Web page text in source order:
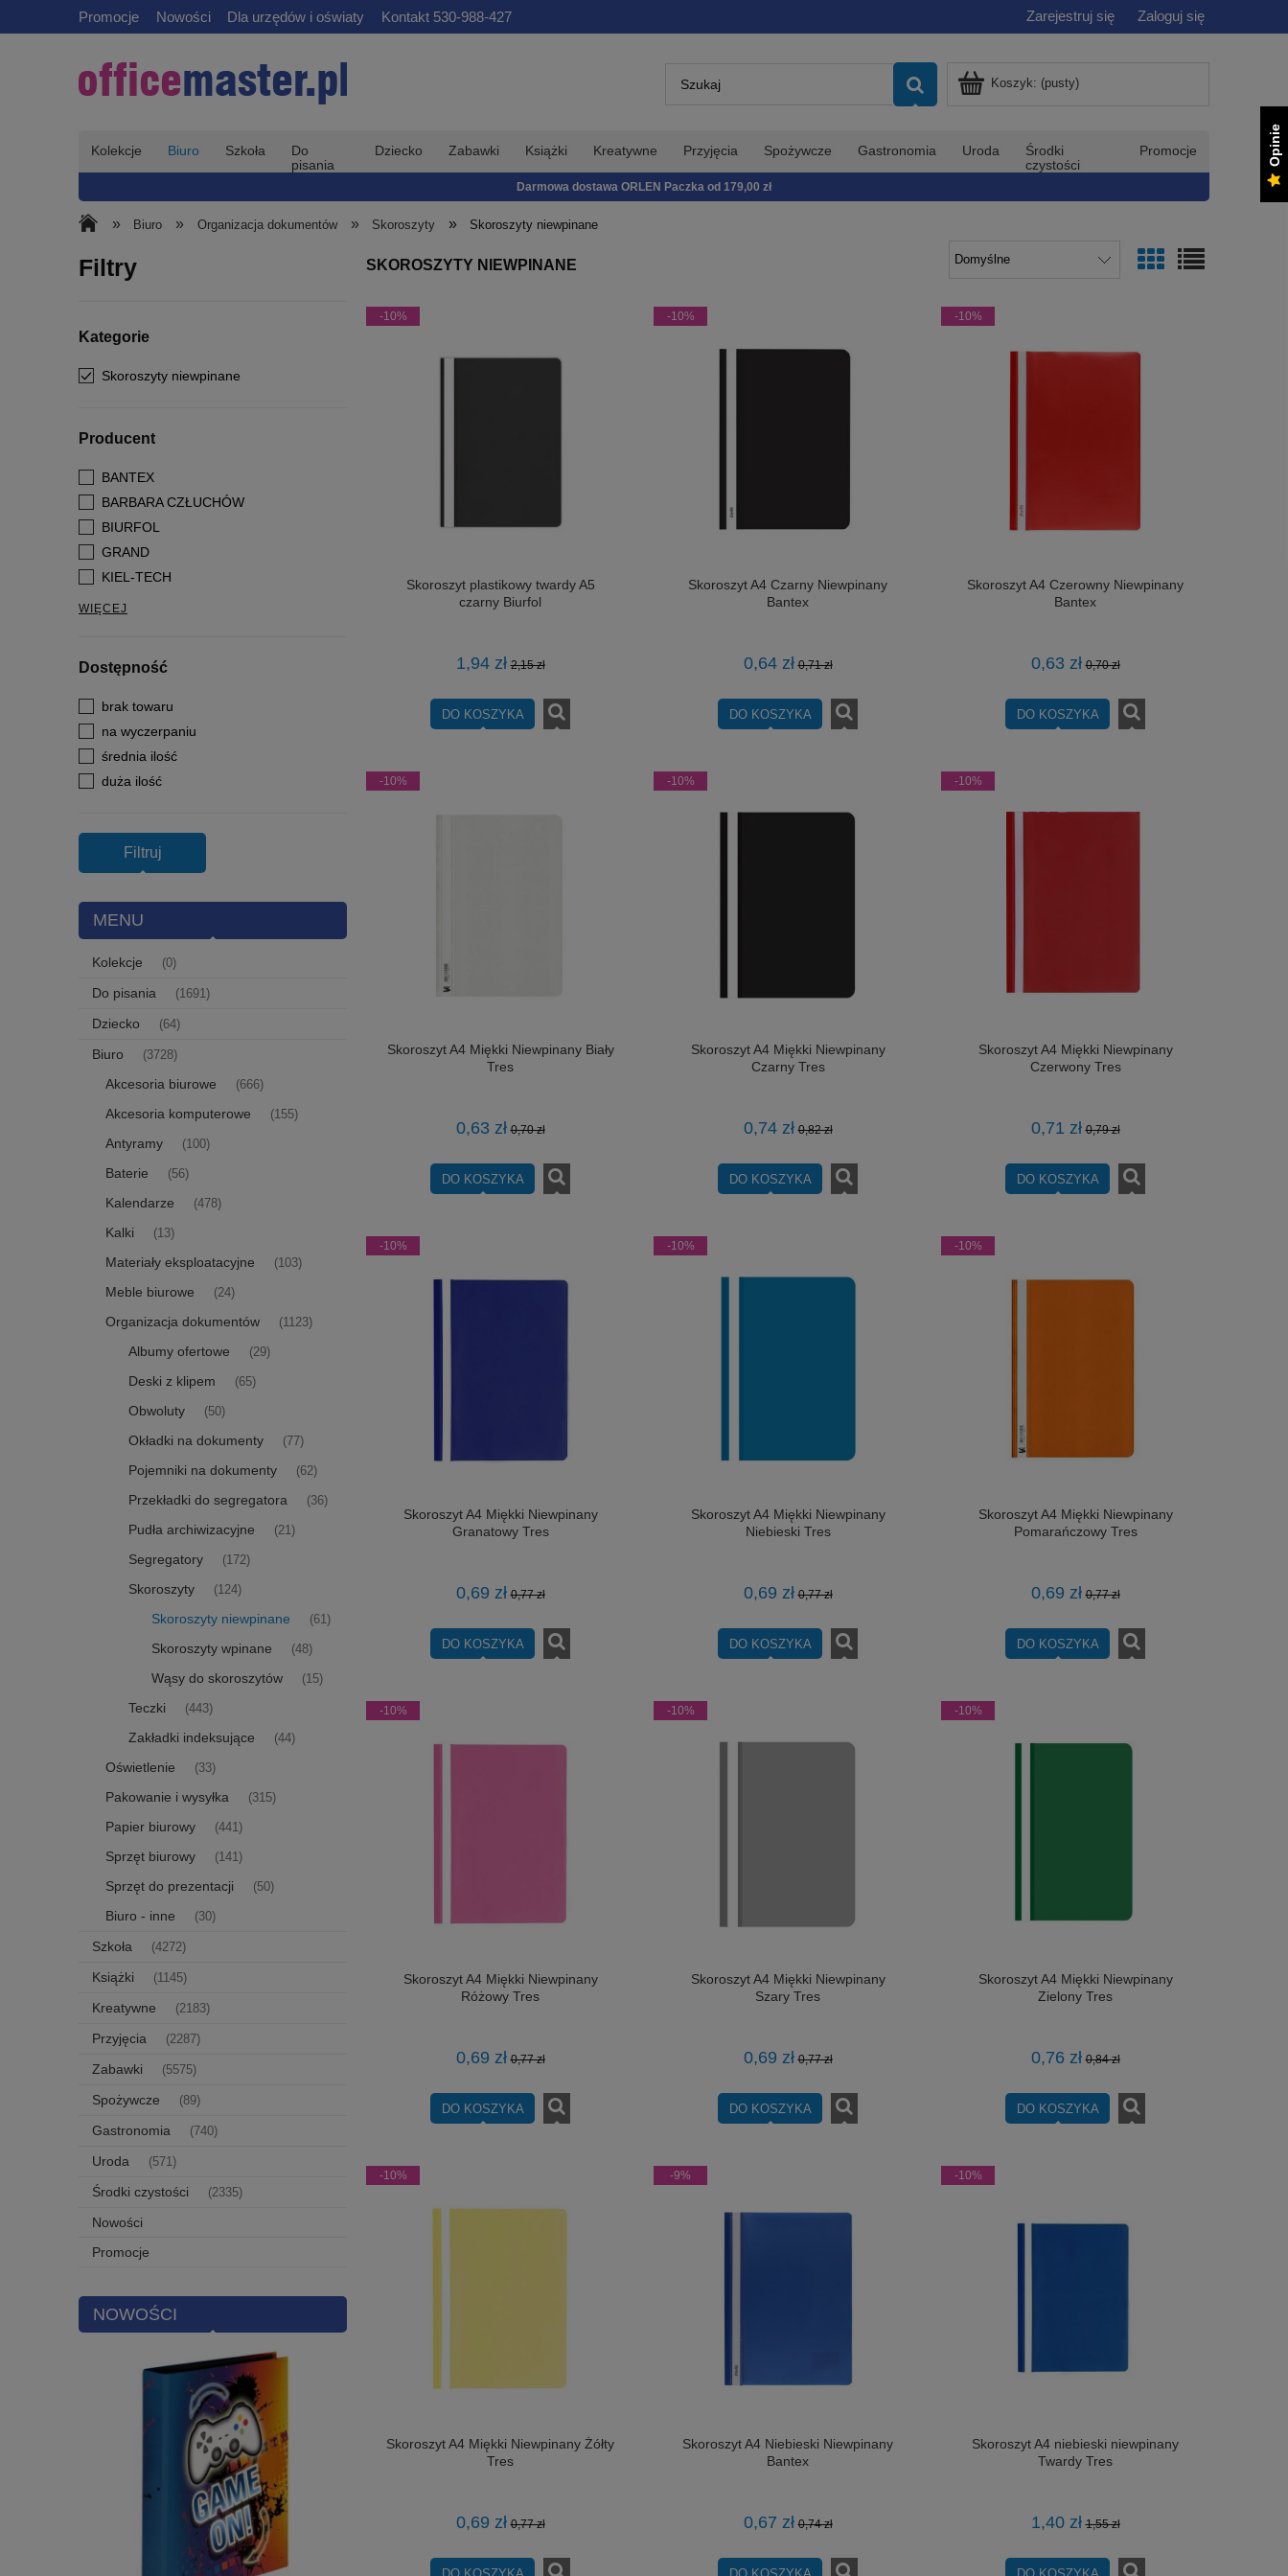
Promocje Nowości Dla urzędów i oświaty Kontakt 530-988-427 Zarejestruj się Zaloguj się
Koszyk: (pusty)
Kolekcje Biuro Szkoła
Do
pisania
Dziecko Zabawki Książki Kreatywne Przyjęcia Spożywcze Gastronomia Uroda
Środki
czystości
Promocje
Darmowa dostawa ORLEN Paczka od 179,00 zł
» Biuro » Organizacja dokumentów » Skoroszyty » Skoroszyty niewpinane
Filtry
Kategorie
Skoroszyty niewpinane
Producent
BANTEX
BARBARA CZŁUCHÓW
BIURFOL
GRAND
KIEL-TECH
WIĘCEJ
Dostępność
brak towaru
na wyczerpaniu
średnia ilość
duża ilość
Filtruj
MENU
Kolekcje (0)
Do pisania (1691)
Dziecko (64)
Biuro (3728)
Akcesoria biurowe (666)
Akcesoria komputerowe (155)
Antyramy (100)
Baterie (56)
Kalendarze (478)
Kalki (13)
Materiały eksploatacyjne (103)
Meble biurowe (24)
Organizacja dokumentów (1123)
Albumy ofertowe (29)
Deski z klipem (65)
Obwoluty (50)
Okładki na dokumenty (77)
Pojemniki na dokumenty (62)
Przekładki do segregatora (36)
Pudła archiwizacyjne (21)
Segregatory (172)
Skoroszyty (124)
Skoroszyty niewpinane (61)
Skoroszyty wpinane (48)
Wąsy do skoroszytów (15)
Teczki (443)
Zakładki indeksujące (44)
Oświetlenie (33)
Pakowanie i wysyłka (315)
Papier biurowy (441)
Sprzęt biurowy (141)
Sprzęt do prezentacji (50)
Biuro - inne (30)
Szkoła (4272)
Książki (1145)
Kreatywne (2183)
Przyjęcia (2287)
Zabawki (5575)
Spożywcze (89)
Gastronomia (740)
Uroda (571)
Środki czystości (2335)
Nowości
Promocje
NOWOŚCI
SKOROSZYTY NIEWPINANE
Skoroszyt plastikowy twardy A5
czarny Biurfol
1,94 zł 2,15 zł
DO KOSZYKA
-10%
Skoroszyt A4 Czarny Niewpinany
Bantex
0,64 zł 0,71 zł
DO KOSZYKA
-10%
Skoroszyt A4 Czerowny Niewpinany
Bantex
0,63 zł 0,70 zł
DO KOSZYKA
-10%
Skoroszyt A4 Miękki Niewpinany Biały
Tres
0,63 zł 0,70 zł
DO KOSZYKA
-10%
Skoroszyt A4 Miękki Niewpinany
Czarny Tres
0,74 zł 0,82 zł
DO KOSZYKA
-10%
Skoroszyt A4 Miękki Niewpinany
Czerwony Tres
0,71 zł 0,79 zł
DO KOSZYKA
-10%
Skoroszyt A4 Miękki Niewpinany
Granatowy Tres
0,69 zł 0,77 zł
DO KOSZYKA
-10%
Skoroszyt A4 Miękki Niewpinany
Niebieski Tres
0,69 zł 0,77 zł
DO KOSZYKA
-10%
Skoroszyt A4 Miękki Niewpinany
Pomarańczowy Tres
0,69 zł 0,77 zł
DO KOSZYKA
-10%
Skoroszyt A4 Miękki Niewpinany
Różowy Tres
0,69 zł 0,77 zł
DO KOSZYKA
-10%
Skoroszyt A4 Miękki Niewpinany
Szary Tres
0,69 zł 0,77 zł
DO KOSZYKA
-10%
Skoroszyt A4 Miękki Niewpinany
Zielony Tres
0,76 zł 0,84 zł
DO KOSZYKA
-10%
Skoroszyt A4 Miękki Niewpinany Żółty
Tres
0,69 zł 0,77 zł
-10%
Skoroszyt A4 Niebieski Niewpinany
Bantex
0,67 zł 0,74 zł
-9%
Skoroszyt A4 niebieski niewpinany
Twardy Tres
1,40 zł 1,55 zł
-10%
Opinie